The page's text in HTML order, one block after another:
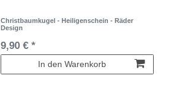
Christbaumkugel - Heiligenschein - Räder
Design
9,90 € *
In den Warenkorb